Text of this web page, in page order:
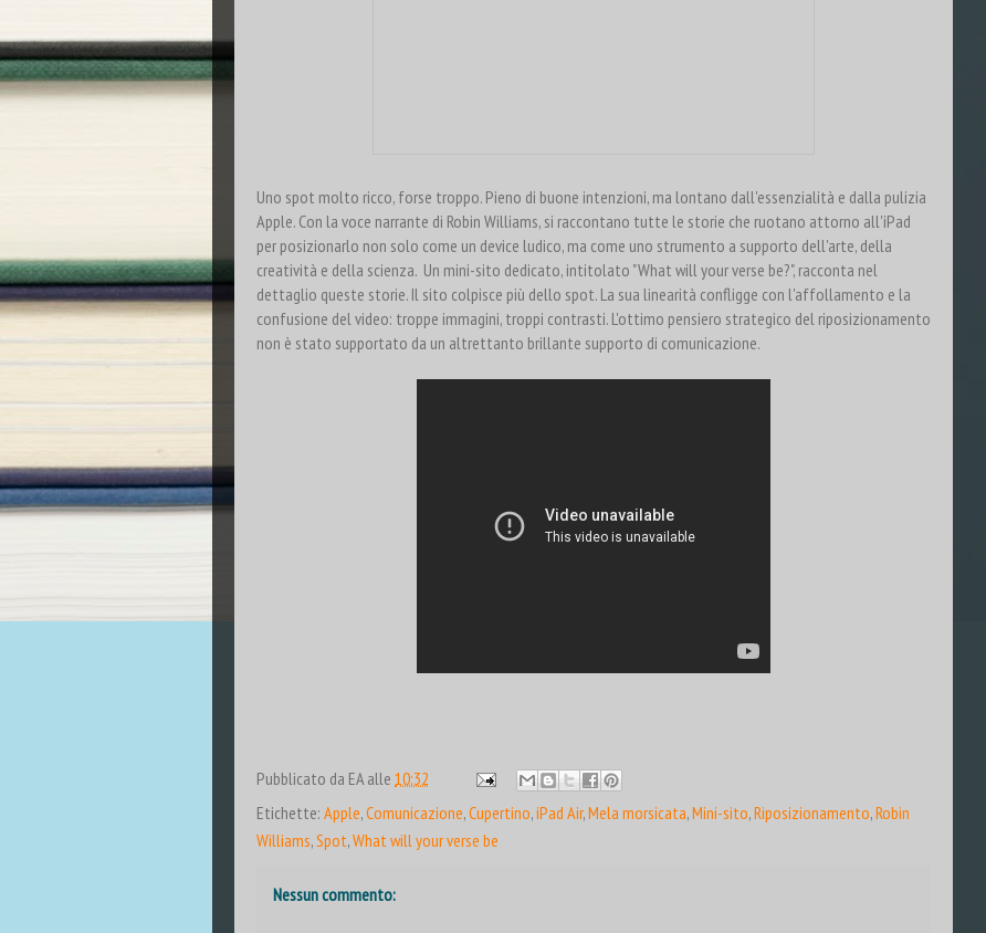
Uno spot molto ricco, forse troppo. Pieno di buone intenzioni, ma lontano dall'essenzialità e dalla pulizia
Apple. Con la voce narrante di Robin Williams, si raccontano tutte le storie che ruotano attorno all'iPad
per posizionarlo non solo come un device ludico, ma come uno strumento a supporto dell'arte, della
creatività e della scienza. Un mini-sito dedicato, intitolato "What will your verse be?", racconta nel
dettaglio queste storie. Il sito colpisce più dello spot. La sua linearità confligge con l'affollamento e la
confusione del video: troppe immagini, troppi contrasti. L'ottimo pensiero strategico del riposizionamento
non è stato supportato da un altrettanto brillante supporto di comunicazione.
Pubblicato da EA alle 10:32
Etichette: Apple,Comunicazione,Cupertino,iPad Air,Mela morsicata,Mini-sito,Riposizionamento,Robin
Williams,Spot,What will your verse be
Nessun commento: